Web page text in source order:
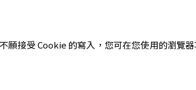
接受 Cookie 的寫入，您可在您使用的瀏覽